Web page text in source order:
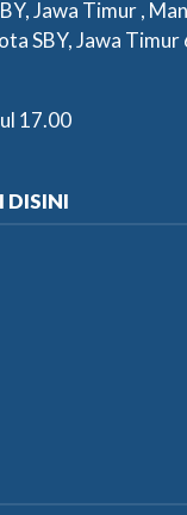
Jawa Timur ,
SBY, Jawa Timur
17.00
DISINI